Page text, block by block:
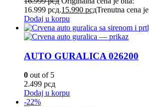
16.999 рсд.15.990 рсдTrenutna cena
Dodaj u korpu
AUTO GURALICA 026200
0 out of 5
2.499 рсд
Dodaj u korpu
-22%